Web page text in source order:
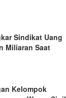
Sindikat Uang
Miliaran Saat
Kelompok